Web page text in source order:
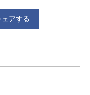
ェアする